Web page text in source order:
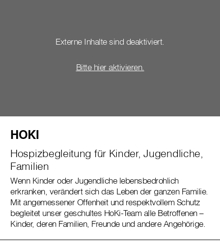
Externe Inhalte sind deaktiviert.
Bitte hier aktivieren.
HOKI
Hospizbegleitung für Kinder, Jugendliche,
Familien
Wenn Kinder oder Jugendliche lebensbedrohlich
erkranken, verändert sich das Leben der ganzen Familie.
Mit angemessener Offenheit und respektvollem Schutz
begleitet unser geschultes HoKi-Team alle Betroffenen –
Kinder, deren Familien, Freunde und andere Angehörige.